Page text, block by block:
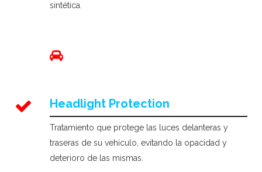
sintética.
Headlight Protection
Tratamiento que protege las luces delanteras y
traseras de su vehículo, evitando la opacidad y
deterioro de las mismas.